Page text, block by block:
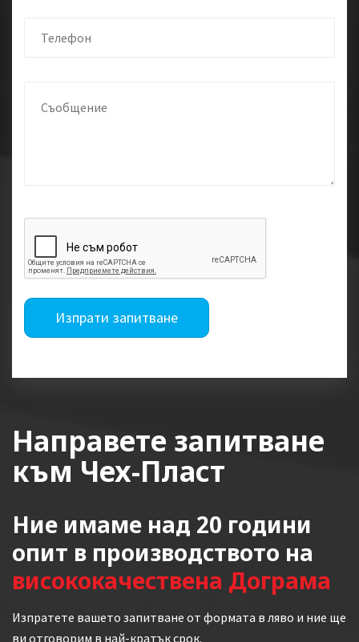
Изпрати запитване
Направете запитване
към Чех-Пласт
Ние имаме над 20 години
опит в производството на
висококачествена Дограма
Изпратете вашето запитване от формата в ляво и ние ще
ви отговорим в най-кратък срок.